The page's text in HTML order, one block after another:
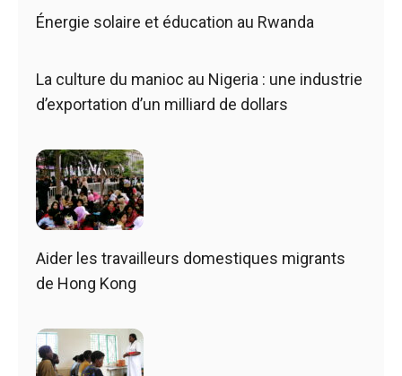
Énergie solaire et éducation au Rwanda
La culture du manioc au Nigeria : une industrie
d’exportation d’un milliard de dollars
Aider les travailleurs domestiques migrants
de Hong Kong